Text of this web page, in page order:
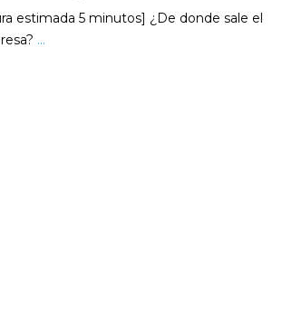
estimada 5 minutos] ¿De donde sale el
...